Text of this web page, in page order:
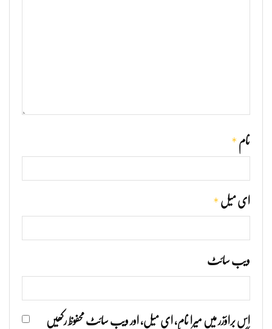
نام *
ای میل *
ویب‌ سائٹ
اس براؤزر میں میرا نام، ای میل، اور ویب سائٹ محفوظ رکھیں